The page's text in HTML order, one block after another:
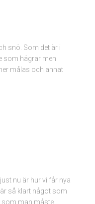
snö. Som det är i
som hägrar men
målas och annat
nu är hur vi får nya
så klart något som
som man måste